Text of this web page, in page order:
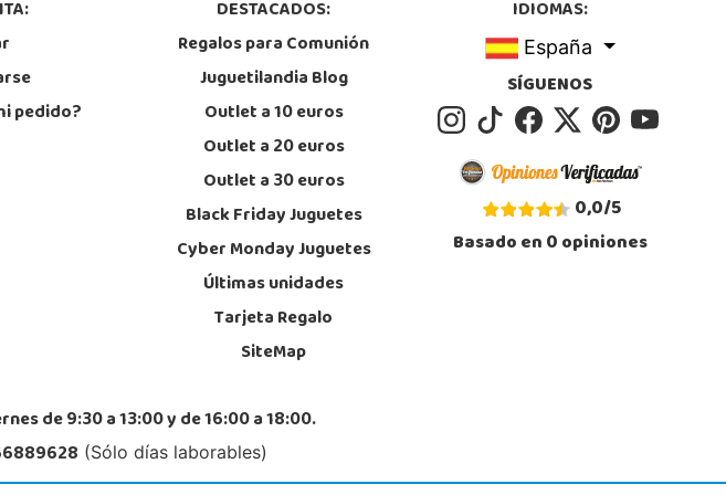
Localizar Tienda
Juguetilandia Finestrat
Rafael Alberti nº 4
966889639
Localizar Tienda
STOCK DISPONIBLE
21002, Huelva
959 541 845
Localizar Tienda
pedido?
DESTACADOS:
Regalos para Comunión
Juguetilandia Blog
Outlet a 10 euros
Outlet a 20 euros
Outlet a 30 euros
Black Friday Juguetes
Cyber Monday Juguetes
Últimas unidades
Tarjeta Regalo
SiteMap
IDIOMAS:
España
SÍGUENOS
0,0/5
Basado en0opiniones
de 9:30 a 13:00 y de 16:00 a 18:00.
(Sólo días laborables)